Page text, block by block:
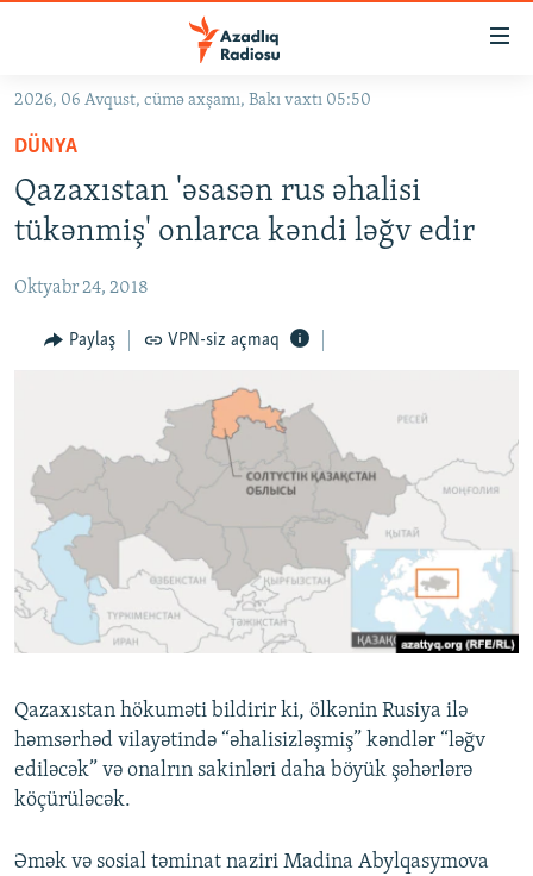
Əsas
qayıt
Əsas
naviqasiyaya
qayıt
Axtarışa
KORRUPSIOMETR
FƏRQƏ BAX
QANUNI DOĞRU
VIDEO
FOTOQALEREYA
İNFOQRAFIKA
KARIKATURA
RADIO ARXIV
OXU ZALI
AZƏRBAYCAN ƏDƏBIYYATI KITABXANASI
İSLAM VƏ DEMOKRATIYA
İZ - MƏDƏNIYYƏT PROQRAMI
HAQQIMIZDA
MISSIYAMIZ
PEŞƏ ETIKASI VƏ JURNALISTIKA STANDARTLARIMIZ
MATERIALLARIMIZDAN ISTIFADƏ
BIZIMLƏ ƏLAQƏ
XƏBƏR BÜLLETENLƏRIMIZ
BIZI IZLƏ
2026, 06 Avqust, cümə axşamı, Bakı vaxtı 05:50
DÜNYA
Qazaxıstan 'əsasən rus əhalisi
tükənmiş' onlarca kəndi ləğv edir
Oktyabr 24, 2018
Paylaş VPN-siz açmaq
Qazaxıstan hökuməti bildirir ki, ölkənin Rusiya ilə
həmsərhəd vilayətində “əhalisizləşmiş” kəndlər “ləğv
ediləcək” və onalrın sakinləri daha böyük şəhərlərə
köçürüləcək.
Əmək və sosial təminat naziri Madina Abylqasymova